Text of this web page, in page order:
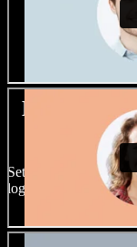
Banyak
Setiap projek boleh
loghat, laraskan ikut